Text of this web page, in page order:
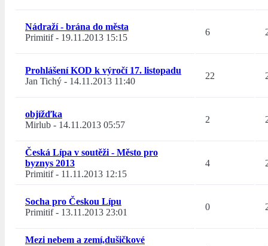
Nádraží - brána do města
Primitif- 19.11.2013 15:15
6
Prohlášení KOD k výročí 17. listopadu
Jan Tichý - 14.11.2013 11:40
22
objížďka
Mirlub - 14.11.2013 05:57
2
Česká Lípa v soutěži - Město pro
byznys 2013
Primitif- 11.11.2013 12:15
4
Socha pro Českou Lípu
Primitif- 13.11.2013 23:01
0
Mezi nebem a zemí,dušičkové